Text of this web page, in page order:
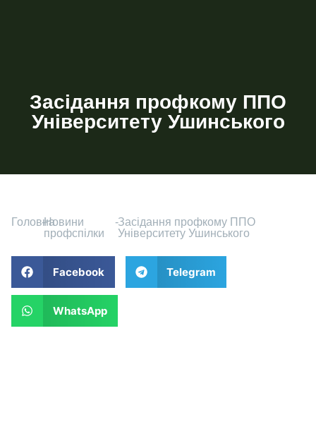
Засідання профкому ППО
Університету Ушинського
Головна
-Новини
профспілки
-Засідання профкому ППО
Університету Ушинського
Facebook Telegram
WhatsApp